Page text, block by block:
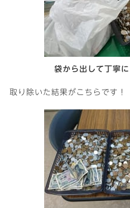
袋から出して丁寧
取り除いた結果がこちらです！